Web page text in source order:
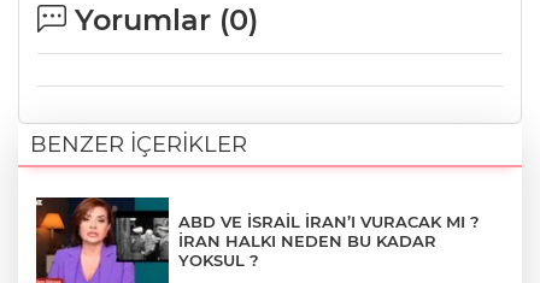
Yorumlar (0)
BENZER İÇERİKLER
ABD VE İSRAİL İRAN’I VURACAK MI ?
İRAN HALKI NEDEN BU KADAR
YOKSUL ?